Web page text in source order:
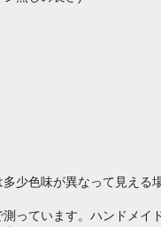
多少色味が異なって見える
測っています。ハンドメイ